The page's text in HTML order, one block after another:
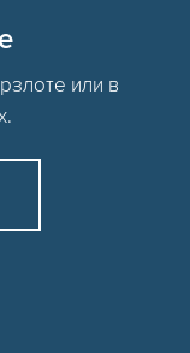
или в